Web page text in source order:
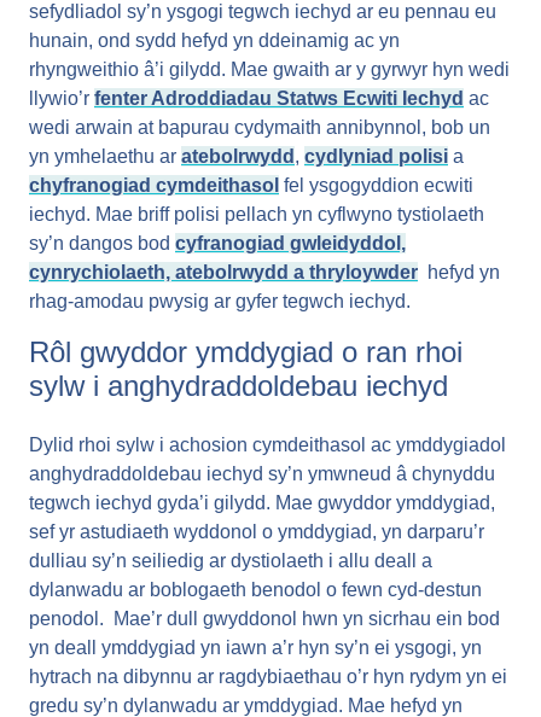
sefydliadol sy’n ysgogi tegwch iechyd ar eu pennau eu
hunain, ond sydd hefyd yn ddeinamig ac yn
rhyngweithio â’i gilydd. Mae gwaith ar y gyrwyr hyn wedi
llywio’r fenter Adroddiadau Statws Ecwiti Iechyd ac
wedi arwain at bapurau cydymaith annibynnol, bob un
yn ymhelaethu ar atebolrwydd , cydlyniad polisi a
chyfranogiad cymdeithasol fel ysgogyddion ecwiti
iechyd. Mae briff polisi pellach yn cyflwyno tystiolaeth
sy’n dangos bod cyfranogiad gwleidyddol,
cynrychiolaeth, atebolrwydd a thryloywder hefyd yn
rhag-amodau pwysig ar gyfer tegwch iechyd.
Rôl gwyddor ymddygiad o ran rhoi
sylw i anghydraddoldebau iechyd
Dylid rhoi sylw i achosion cymdeithasol ac ymddygiadol
anghydraddoldebau iechyd sy’n ymwneud â chynyddu
tegwch iechyd gyda’i gilydd. Mae gwyddor ymddygiad,
sef yr astudiaeth wyddonol o ymddygiad, yn darparu’r
dulliau sy’n seiliedig ar dystiolaeth i allu deall a
dylanwadu ar boblogaeth benodol o fewn cyd-destun
penodol. Mae’r dull gwyddonol hwn yn sicrhau ein bod
yn deall ymddygiad yn iawn a’r hyn sy’n ei ysgogi, yn
hytrach na dibynnu ar ragdybiaethau o’r hyn rydym yn ei
gredu sy’n dylanwadu ar ymddygiad. Mae hefyd yn